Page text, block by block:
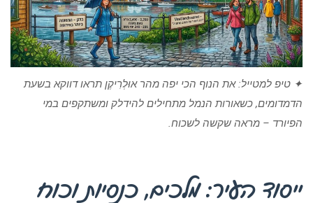
✦ טיפ למטייל: את הנוף הכי יפה מהר אוּלְרִיקֶן תראו דווקא בשעת
הדמדומים, כשאורות הנמל מתחילים להידלק ומשתקפים במי
הפיורד – מראה שקשה לשכוח.
ייסוד העיר: מלכים, כנסיות וכוח